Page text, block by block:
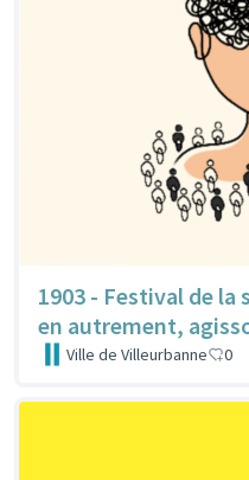
1903 - Festival de la
en autrement,
Ville de Villeurbanne 0